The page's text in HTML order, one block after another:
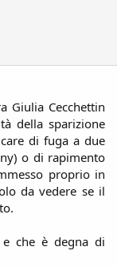
Giulia Cecchettin
della sparizione
di fuga a due
o di rapimento
proprio in
da vedere se il
che è degna di